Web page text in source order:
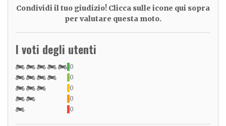
Condividi il tuo giudizio! Clicca sulle icone qui sopra
per valutare questa moto.
I voti degli utenti
0
0
0
0
0